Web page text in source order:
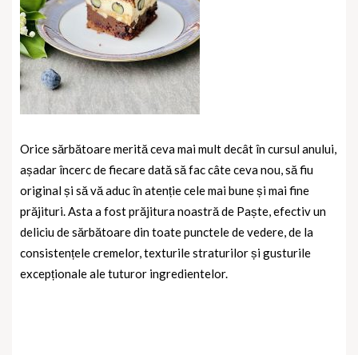
Orice sărbătoare merită ceva mai mult decât în cursul anului,
așadar încerc de fiecare dată să fac câte ceva nou, să fiu
original și să vă aduc în atenție cele mai bune și mai fine
prăjituri. Asta a fost prăjitura noastră de Paște, efectiv un
deliciu de sărbătoare din toate punctele de vedere, de la
consistențele cremelor, texturile straturilor și gusturile
excepționale ale tuturor ingredientelor.